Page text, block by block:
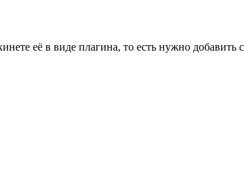
её в виде плагина, то есть нужно добавить